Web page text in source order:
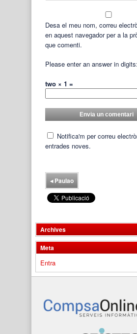
Desa el meu nom, correu
en aquest navegador per a la
que comenti.
Please enter an answer in digits:
two × 1 =
Notifica'm per correu
entrades noves.
◂Paulao
Archives
Meta
Entra